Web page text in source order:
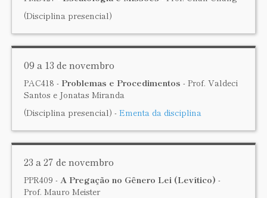
(Disciplina presencial)
09 a 13 de novembro
PAC418 - Problemas e Procedimentos - Prof. Valdeci
Santos e Jonatas Miranda
(Disciplina presencial) - Ementa da disciplina
23 a 27 de novembro
PPR409 - A Pregação no Gênero Lei (Levítico) -
Prof. Mauro Meister